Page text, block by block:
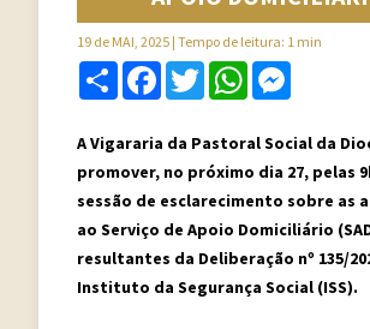
19 de MAI, 2025 | Tempo de leitura: 1 min
Share FacebookTwitterWhatsApp
A Vigararia da Pastoral Social da
promover, no próximo dia 27, pelas
sessão de esclarecimento sobre as
ao Serviço de Apoio Domiciliário
resultantes da Deliberação nº 135/
Instituto da Segurança Social (ISS).